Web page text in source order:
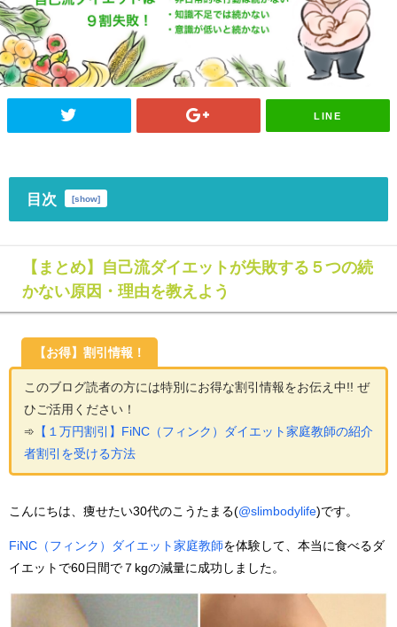
LINE
目次 [show]
【まとめ】自己流ダイエットが失敗する５つの続
かない原因・理由を教えよう
【お得】割引情報！
このブログ読者の方には特別にお得な割引情報をお伝え中!! ぜ
ひご活用ください！
➾ 【１万円割引】FiNC（フィンク）ダイエット家庭教師の紹介
者割引を受ける方法
こんにちは、痩せたい30代のこうたまる(@slimbodylife)です。
FiNC（フィンク）ダイエット家庭教師を体験して、本当に食べるダ
イエットで60日間で７kgの減量に成功しました。